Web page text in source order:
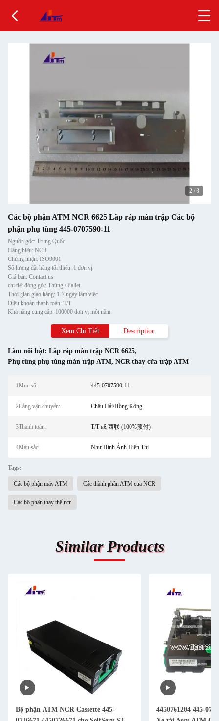
2 / 3
Các bộ phận ATM NCR 6625 Lắp ráp màn trập Các bộ
phận phụ tùng 445-0707590-11
Nguồn gốc: Trung Quốc
Hàng hiệu: NCR
Chứng nhận: ISO9001
Số lượng đặt hàng tối thiểu: 1 đơn vị
Giá bán: Contact us
chi tiết đóng gói: Thùng / Pallet
Thời gian giao hàng: 1-7 ngày làm việc
Điều khoản thanh toán: T/T
Khả năng cung cấp: 100000 đơn vị mỗi năm
Xem Chi Tiết Description
Làm nổi bật: Lắp ráp màn trập NCR 6625,
Phụ tùng phụ tùng màn trập ATM, NCR thay cửa trập ATM
1Mục số: 445-0707590-11
2Cảng vận chuyển: Châu Hải/Hồng Kông
3Thanh toán: T/T 或 西联 (100%预付)
4Màu sắc: Như Hình Ảnh Hiển Thị
Tags:
Các bộ phận máy ATM Các thành phần ATM của NCR
Các bộ phận thay thế ncr
Similar Products
Bộ phận ATM NCR Cassette 445-
4450761204 445-